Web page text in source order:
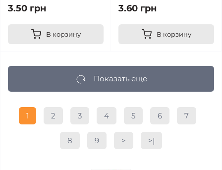
3.50 грн
В корзину
3.60 грн
В корзину
Показать еще
1 2 3 4 5 6 7
8 9 > >|